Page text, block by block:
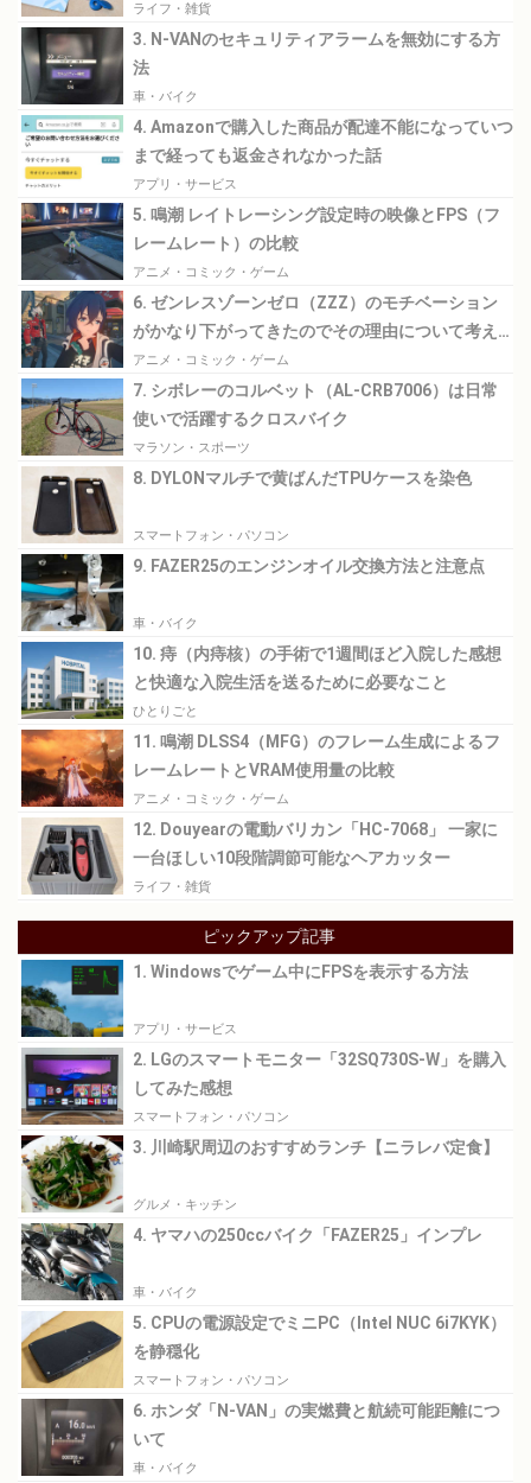
ライフ・雑貨
3. N-VANのセキュリティアラームを無効にする方
法
車・バイク
4. Amazonで購入した商品が配達不能になっていつ
まで経っても返金されなかった話
アプリ・サービス
5. 鳴潮 レイトレーシング設定時の映像とFPS（フ
レームレート）の比較
アニメ・コミック・ゲーム
6. ゼンレスゾーンゼロ（ZZZ）のモチベーション
がかなり下がってきたのでその理由について考え
てみる
アニメ・コミック・ゲーム
7. シボレーのコルベット（AL-CRB7006）は日常
使いで活躍するクロスバイク
マラソン・スポーツ
8. DYLONマルチで黄ばんだTPUケースを染色
スマートフォン・パソコン
9. FAZER25のエンジンオイル交換方法と注意点
車・バイク
10. 痔（内痔核）の手術で1週間ほど入院した感想
と快適な入院生活を送るために必要なこと
ひとりごと
11. 鳴潮 DLSS4（MFG）のフレーム生成によるフ
レームレートとVRAM使用量の比較
アニメ・コミック・ゲーム
12. Douyearの電動バリカン「HC-7068」 一家に
一台ほしい10段階調節可能なヘアカッター
ライフ・雑貨
ピックアップ記事
1. Windowsでゲーム中にFPSを表示する方法
アプリ・サービス
2. LGのスマートモニター「32SQ730S-W」を購入
してみた感想
スマートフォン・パソコン
3. 川崎駅周辺のおすすめランチ【ニラレバ定食】
グルメ・キッチン
4. ヤマハの250ccバイク「FAZER25」インプレ
車・バイク
5. CPUの電源設定でミニPC（Intel NUC 6i7KYK）
を静穏化
スマートフォン・パソコン
6. ホンダ「N-VAN」の実燃費と航続可能距離につ
いて
車・バイク